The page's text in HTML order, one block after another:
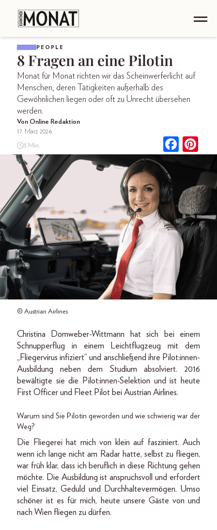
PEOPLE
8 Fragen an eine Pilotin
Monat für Monat richten wir das Scheinwerferlicht auf
Menschen, deren Tätigkeiten außerhalb des
Gewöhnlichen liegen oder oft zu Unrecht übersehen
werden.
Von Online Redaktion
17. März 2026
3 Min.
© Austrian Airlines
Christina Domweber-Wittmann hat sich bei einem
Schnupperflug in einem Leichtflugzeug mit dem
„Fliegervirus infiziert“ und anschließend ihre Pilot:innen-
Ausbildung neben dem Studium absolviert. 2016
bewältigte sie die Pilot:innen-Selektion und ist heute
First Officer und Fleet Pilot bei Austrian Airlines.
Warum sind Sie Pilotin geworden und wie schwierig war der
Weg?
Die Fliegerei hat mich von klein auf fasziniert. Auch
wenn ich lange nicht am Radar hatte, selbst zu fliegen,
war früh klar, dass ich beruflich in diese Richtung gehen
möchte. Die Ausbildung ist anspruchsvoll und erfordert
viel Einsatz, Geduld und Durchhaltevermögen. Umso
schöner ist es für mich, heute unsere Gäste von und
nach Wien fliegen zu dürfen.